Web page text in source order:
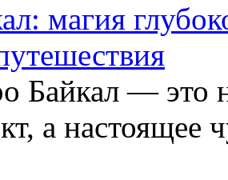
магия
Байкал — это
а настоящее